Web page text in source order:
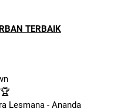
TERBAIK
Lesmana - Ananda